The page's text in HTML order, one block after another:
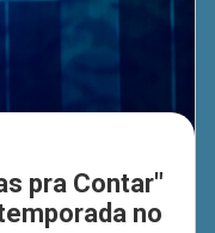
pra Contar"
no